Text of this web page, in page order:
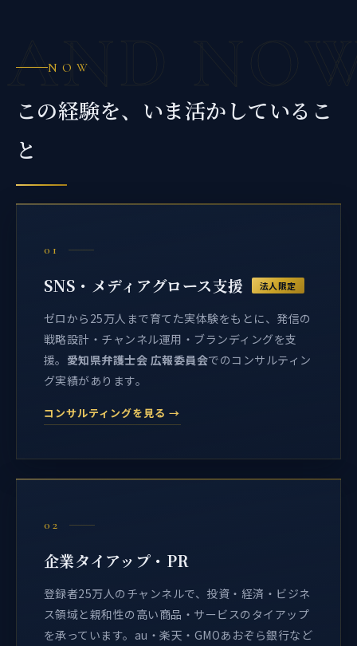
AND
NOW
この経験を、いま活かしているこ
と
01
SNS・メディアグロース支援 法人限定
ゼロから25万人まで育てた実体験をもとに、発信の
戦略設計・チャンネル運用・ブランディングを支
援。 愛知県弁護士会 広報委員会でのコンサルティン
グ実績があります。
コンサルティングを見る →
02
企業タイアップ・PR
登録者25万人のチャンネルで、投資・経済・ビジネ
ス領域と親和性の高い商品・サービスのタイアップ
を承っています。au・楽天・GMOあおぞら銀行など